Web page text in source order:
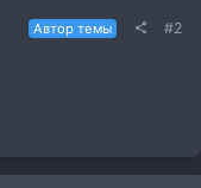
Автор темы #2